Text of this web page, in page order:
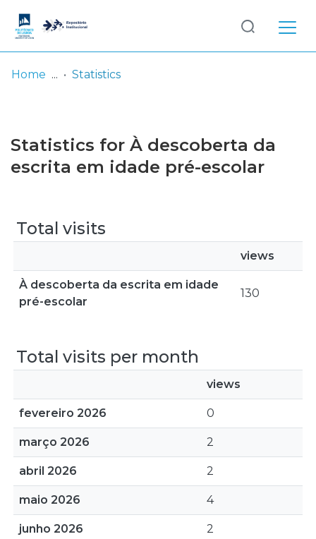
Browse repository
Log
In
Home Statistics
Statistics for À descoberta da
escrita em idade pré-escolar
Total visits
views
À descoberta da escrita em idade
pré-escolar
130
Total visits per month
views
fevereiro 2026 0
março 2026 2
abril 2026 2
maio 2026 4
junho 2026 2